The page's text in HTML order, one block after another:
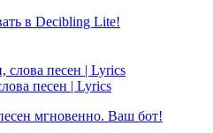
в Decibling Lite!
песен | Lyrics
мгновенно. Ваш бот!